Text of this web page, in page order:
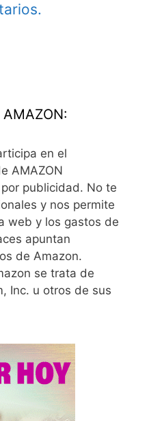
en el
AMAZON
publicidad. No te
y nos permite
web y los gastos de
apuntan
de Amazon.
se trata de
Inc. u otros de sus